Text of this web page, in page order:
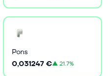
Pons
0,031247 €▲21.7%